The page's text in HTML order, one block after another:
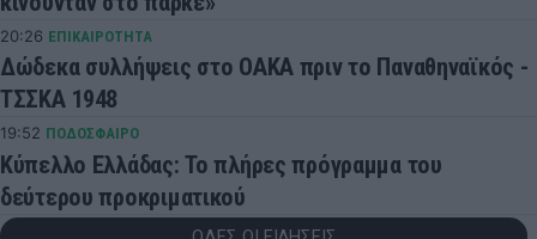
20:26 ΕΠΙΚΑΙΡΟΤΗΤΑ
Δώδεκα συλλήψεις στο ΟΑΚΑ πριν το Παναθηναϊκός -
ΤΣΣΚΑ 1948
19:52 ΠΟΔΟΣΦΑΙΡΟ
Κύπελλο Ελλάδας: Το πλήρες πρόγραμμα του
δεύτερου προκριματικού